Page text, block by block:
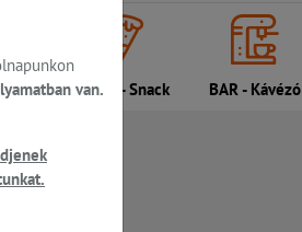
HENDI - Snack BAR - Kávézó
van.